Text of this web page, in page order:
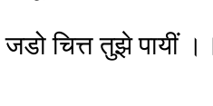
जडो चित्त तुझे